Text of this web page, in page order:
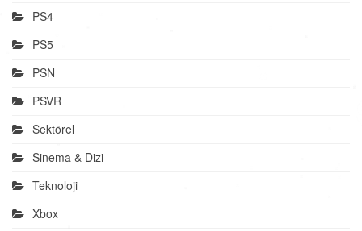
PS4
PS5
PSN
PSVR
Sektörel
Sinema & Dizi
Teknoloji
Xbox